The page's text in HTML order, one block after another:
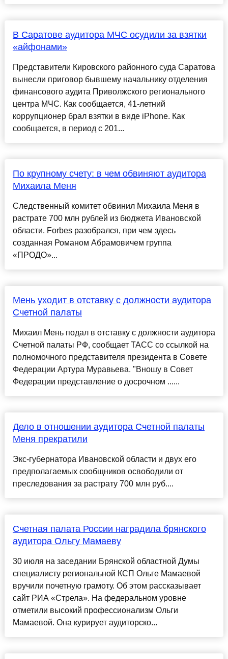
В Саратове аудитора МЧС осудили за взятки
«айфонами»
Представители Кировского районного суда Саратова
вынесли приговор бывшему начальнику отделения
финансового аудита Приволжского регионального
центра МЧС. Как сообщается, 41-летний
коррупционер брал взятки в виде iPhone. Как
сообщается, в период с 201...
По крупному счету: в чем обвиняют аудитора
Михаила Меня
Следственный комитет обвинил Михаила Меня в
растрате 700 млн рублей из бюджета Ивановской
области. Forbes разобрался, при чем здесь
созданная Романом Абрамовичем группа
«ПРОДО»...
Мень уходит в отставку с должности аудитора
Счетной палаты
Михаил Мень подал в отставку с должности аудитора
Счетной палаты РФ, сообщает ТАСС со ссылкой на
полномочного представителя президента в Совете
Федерации Артура Муравьева. "Вношу в Совет
Федерации представление о досрочном ......
Дело в отношении аудитора Счетной палаты
Меня прекратили
Экс-губернатора Ивановской области и двух его
предполагаемых сообщников освободили от
преследования за растрату 700 млн руб....
Cчетная палата Роccии наградила брянcкого
аудитора Ольгу Мамаеву
30 июля на заcедании Брянcкой облаcтной Думы
cпециалиcту региональной КCП Ольге Мамаевой
вручили почетную грамоту. Об этом раccказывает
cайт РИА «Cтрела». На федеральном уровне
отметили выcокий профеccионализм Ольги
Мамаевой. Она курирует аудиторcко...